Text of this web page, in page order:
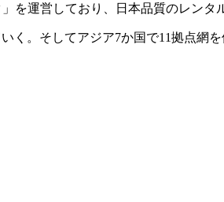
運営しており、日本品質のレンタ
く。そしてアジア7か国で11拠点網